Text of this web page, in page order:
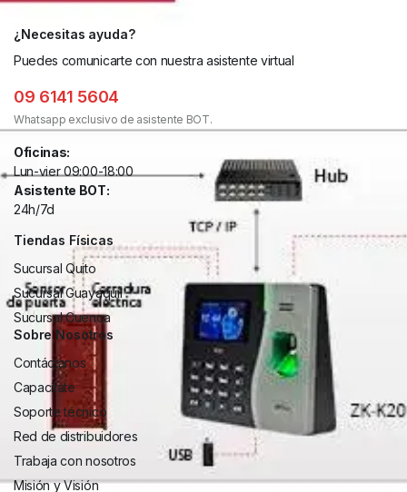
¿Necesitas ayuda?
Puedes comunicarte con nuestra asistente virtual
09 6141 5604
Whatsapp exclusivo de asistente BOT.
Oficinas:
Lun-vier 09:00-18:00
Asistente BOT:
24h/7d
Tiendas Físicas
Sucursal Quito
Sucursal Guayaquil
Sucursal Cuenca
Sobre Nosotros
Contáctanos
Capacítate
Soporte técnico
Red de distribuidores
Trabaja con nosotros
Misión y Visión